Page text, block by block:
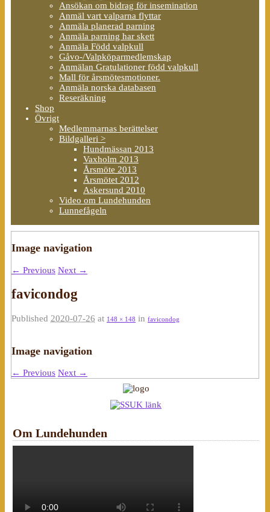
Ansökan om bidrag för insemination
Anmäl vart valparna flyttar
Anmäla planerad parning
Anmäla parning har skett
Anmäla Född valpkull
Gåvo-/Valpköparmedlemskap
Anmälan Gratulationer född valpkull
Mall för årsmötesmotioner.
Anmäla norska databasen
Reseräkning
Shop
Övrigt
Medlemmarnas berättelser
Bildgalleri >
Hundmässan 2013
Vaxholm 2013
Årsmöte 2013
Årsmötet 2012
Askersund 2010
Video om Lundehunden
Lunnefågeln
Image navigation
← Previous Next →
favicondog
Published 2020-07-26 at 148 × 148 in favicondog
Image navigation
← Previous Next →
Om Lundehunden